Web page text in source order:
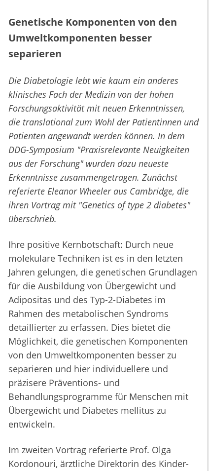
Genetische Komponenten von den
Umweltkomponenten besser
separieren
Die Diabetologie lebt wie kaum ein anderes
klinisches Fach der Medizin von der hohen
Forschungsaktivität mit neuen Erkenntnissen,
die translational zum Wohl der Patientinnen und
Patienten angewandt werden können. In dem
DDG-Symposium "Praxisrelevante Neuigkeiten
aus der Forschung" wurden dazu neueste
Erkenntnisse zusammengetragen. Zunächst
referierte Eleanor Wheeler aus Cambridge, die
ihren Vortrag mit "Genetics of type 2 diabetes"
überschrieb.
Ihre positive Kernbotschaft: Durch neue
molekulare Techniken ist es in den letzten
Jahren gelungen, die genetischen Grundlagen
für die Ausbildung von Übergewicht und
Adipositas und des Typ-2-Diabetes im
Rahmen des metabolischen Syndroms
detaillierter zu erfassen. Dies bietet die
Möglichkeit, die genetischen Komponenten
von den Umweltkomponenten besser zu
separieren und hier individuellere und
präzisere Präventions- und
Behandlungsprogramme für Menschen mit
Übergewicht und Diabetes mellitus zu
entwickeln.
Im zweiten Vortrag referierte Prof. Olga
Kordonouri, ärztliche Direktorin des Kinder-